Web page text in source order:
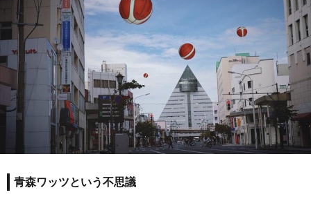
青森ワッツという不思議